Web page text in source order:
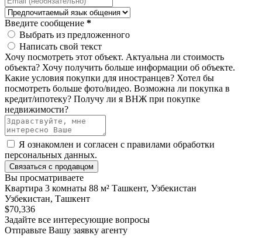
Введите сообщение *
Выбрать из предложенного
Написать свой текст
Хочу посмотреть этот объект. Актуальна ли стоимость
объекта? Хочу получить больше информации об объекте.
Какие условия покупки для иностранцев? Хотел бы
посмотреть больше фото/видео. Возможна ли покупка в
кредит/ипотеку? Получу ли я ВНЖ при покупке
недвижимости?
Я ознакомлен и согласен с правилами обработки
персональных данных.
Связаться с продавцом
Вы просматриваете
Квартира 3 комнаты 88 м² Ташкент, Узбекистан
Узбекистан, Ташкент
$70,336
Задайте все интересующие вопросы
Отправьте Вашу заявку агенту